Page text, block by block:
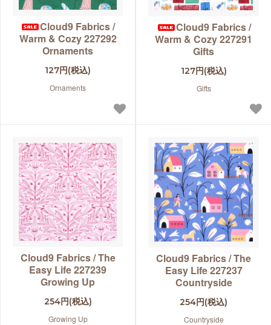
Cloud9 Fabrics /
Warm & Cozy 227292
Ornaments
127円(税込)
Ornaments
Cloud9 Fabrics /
Warm & Cozy 227291
Gifts
127円(税込)
Gifts
Cloud9 Fabrics / The
Easy Life 227239
Growing Up
254円(税込)
Growing Up
Cloud9 Fabrics / The
Easy Life 227237
Countryside
254円(税込)
Countryside